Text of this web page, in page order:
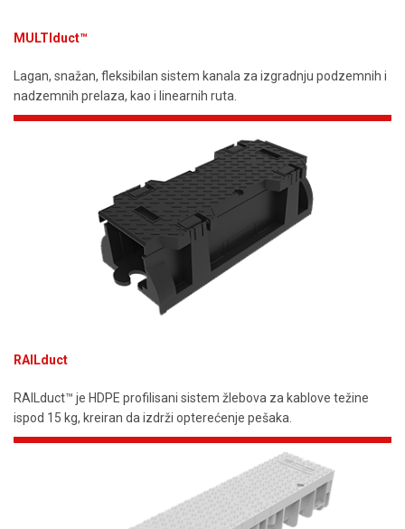
MULTIduct™
Lagan, snažan, fleksibilan sistem kanala za izgradnju podzemnih i
nadzemnih prelaza, kao i linearnih ruta.
RAILduct
RAILduct™ je HDPE profilisani sistem žlebova za kablove težine
ispod 15 kg, kreiran da izdrži opterećenje pešaka.